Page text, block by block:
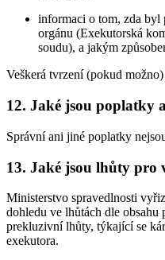
informaci o tom, zda byl
orgánu (Exekutorská
soudu), a jakým
Veškerá tvrzení (pokud
12. Jaké jsou poplatky
Správní ani jiné poplatky
13. Jaké jsou lhůty pro
Ministerstvo spravedlnosti
dohledu ve lhůtách dle obsahu
prekluzivní lhůty, týkající se
exekutora.